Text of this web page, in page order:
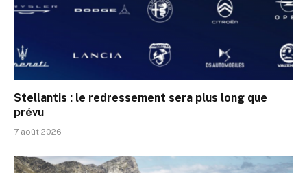
Stellantis : le redressement sera plus long que
prévu
7 août 2026